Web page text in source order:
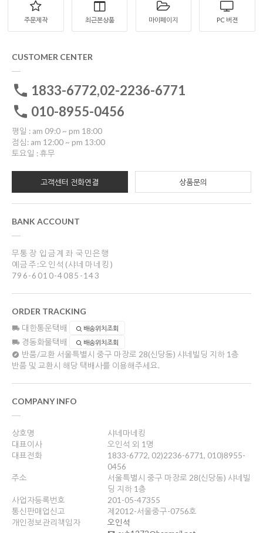
주문제작 최근본상품 마이페이지 PC 버젼
CUSTOMER CENTER
1833-6772,02-2236-6771
010-8955-0456
평일 : am 09:0 ~ pm 18:00
점심: am 12:00 ~ pm 13:00
토요일 : 휴무
고객센터 전화연결 상품문의
BANK ACCOUNT
무통장 입금계좌 국민은행
예금주:오인석(샤네마네킹)
796-6010-4085-143
ORDER TRACKING
대한통운택배 배송위치조회
경동화물택배 배송위치조회
반품/교환 서울특별시 중구 마장로 28(신당동) 샤네빌딩 지하 1층
반품 및 교환시 해당 택배사를 이용해주세요.
COMPANY INFO
상호명
샤네마네킹
대표이사
오인석 외 1명
대표전화
1833-6772, 02)2236-6771, 010)8955-
0456
주소
서울특별시 중구 마장로 28(신당동) 샤네빌
딩 지하 1층
사업자등록번호
201-05-47355
통신판매업신고
제2012-서울중구-0756호
개인정보관리책임자
오인석